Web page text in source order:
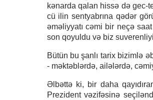
kənarda qalan hissə də gec-
cü ilin sentyabrına qədər
əməliyyatı cəmi bir neçə
son qoyuldu və biz
Bütün bu şanlı tarix bizimlə
- məktəblərdə, ailələrdə,
Əlbəttə ki, bir daha
Prezident vəzifəsinə